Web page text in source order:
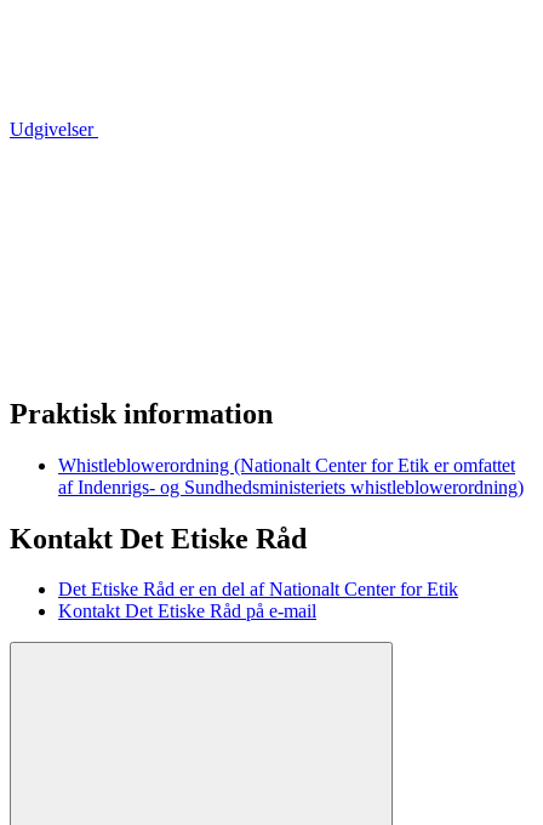
Udgivelser
Praktisk information
Whistleblowerordning (Nationalt Center for Etik er omfattet
af Indenrigs- og Sundhedsministeriets whistleblowerordning)
Kontakt Det Etiske Råd
Det Etiske Råd er en del af Nationalt Center for Etik
Kontakt Det Etiske Råd på e-mail